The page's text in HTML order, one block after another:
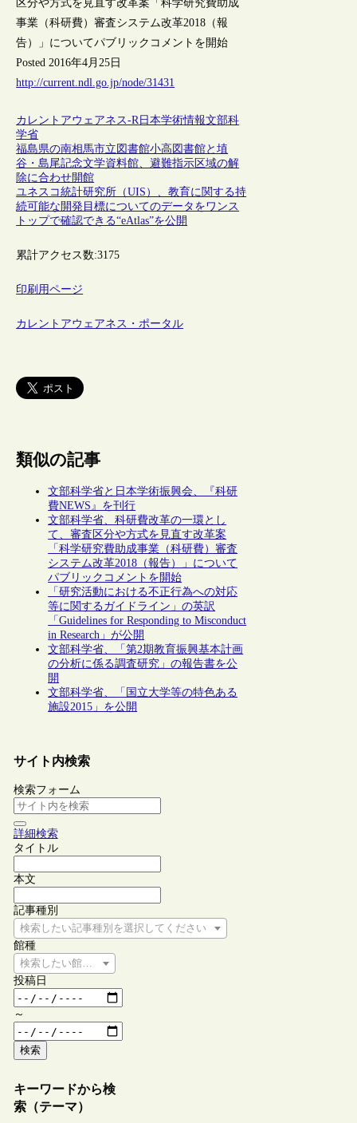
区分や方式を見直す改革案「科学研究費助成
事業（科研費）審査システム改革2018（報
告）」についてパブリックコメントを開始
Posted 2016年4月25日
http://current.ndl.go.jp/node/31431
カレントアウェアネス-R 日本学術情報文部科
学省
福島県の南相馬市立図書館小高図書館と埴
谷・島尾記念文学資料館、避難指示区域の解
除に合わせ開館
ユネスコ統計研究所（UIS）、教育に関する持
続可能な開発目標についてのデータをワンス
トップで確認できる“eAtlas”を公開
累計アクセス数:3175
印刷用ページ
カレントアウェアネス・ポータル
類似の記事
文部科学省と日本学術振興会、『科研
費NEWS』を刊行
文部科学省、科研費改革の一環とし
て、審査区分や方式を見直す改革案
「科学研究費助成事業（科研費）審査
システム改革2018（報告）」について
パブリックコメントを開始
「研究活動における不正行為への対応
等に関するガイドライン」の英訳
「Guidelines for Responding to Misconduct
in Research」が公開
文部科学省、「第2期教育振興基本計画
の分析に係る調査研究」の報告書を公
開
文部科学省、「国立大学等の特色ある
施設2015」を公開
サイト内検索
検索フォーム
詳細検索
タイトル
本文
記事種別
検索したい記事種別を選択してください
館種
検索したい館種を選択してください
投稿日
～
検索
キーワードから検
索（テーマ）